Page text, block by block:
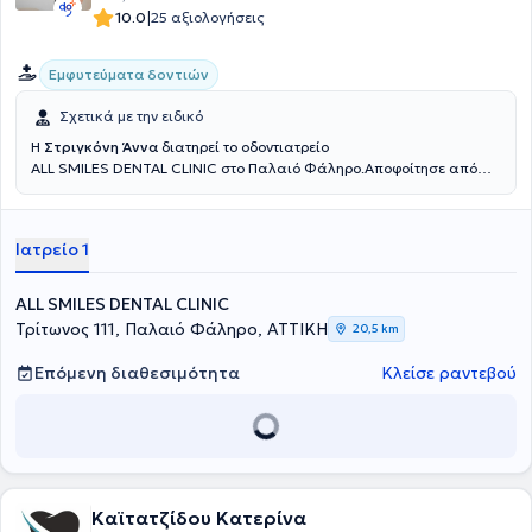
10.0|25 αξιολογήσεις
Εμφυτεύματα δοντιών
Σχετικά με την ειδικό
Η Στριγκόνη Άννα διατηρεί το οδοντιατρείο
ALL SMILES DENTAL CLINIC στο Παλαιό Φάληρο.Αποφοίτησε από
Πανεπστημίου Αθηνών το 2018. Το 2019 εισήχθει στο Μεταπτυχιακό
Εμφυτευματολογία του Πανεπιστημίου Αθηνών. Από το 2018 ως και
σήμερα διατελεί επιστημονική συνεργάτης στο γνωστικό
αντικείμενο της Προσθετικής στην Οδοντιατρική Σχολή του ΕΚΠΑ.
Έχει συμμετάσχει σε πολυάριθμα τοπικά και διεθνή συνέδρια με
ομιλίες και ελεύθερες ανακοινώσεις, ενώ έχει δημοσιεύσει
ιατρείο προσφέρονται υπηρεσίες που καλύπτουν όλο το φάσμα της
απαιτούν συνολική στοματική αποκατάσταση, προσθετική σε
εμφυτεύματα, περιστατικά με υψηλές αισθητικές απαιτήσεις (όψεις
βρυγμό, και με πόνο στην άρθρωση/μύες προσώπου
(κροταφογναθικές διαταραχές).Το ιατρείο επίσης διαθέτει
Ιατρείο 1
ALL SMILES DENTAL CLINIC
Τρίτωνος 111, Παλαιό Φάληρο, ΑΤΤΙΚΗ
20,5 km
Επόμενη διαθεσιμότητα Κλείσε ραντεβού
Καϊτατζίδου Κατερίνα